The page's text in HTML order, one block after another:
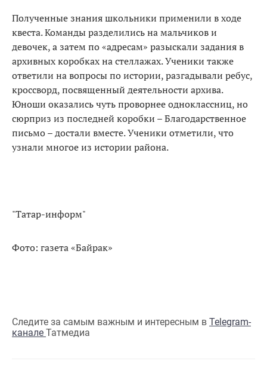
Полученные знания школьники применили в ходе
квеста. Команды разделились на мальчиков и
девочек, а затем по «адресам» разыскали задания в
архивных коробках на стеллажах. Ученики также
ответили на вопросы по истории, разгадывали ребус,
кроссворд, посвященный деятельности архива.
Юноши оказались чуть проворнее одноклассниц, но
сюрприз из последней коробки – Благодарственное
письмо – достали вместе. Ученики отметили, что
узнали многое из истории района.
"Татар-информ"
Фото: газета «Байрак»
Следите за самым важным и интересным в Telegram-
канале Татмедиа